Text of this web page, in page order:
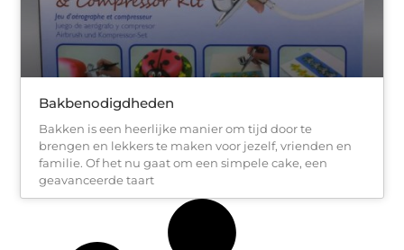
Bakbenodigdheden
Bakken is een heerlijke manier om tijd door te
brengen en lekkers te maken voor jezelf, vrienden en
familie. Of het nu gaat om een simpele cake, een
geavanceerde taart